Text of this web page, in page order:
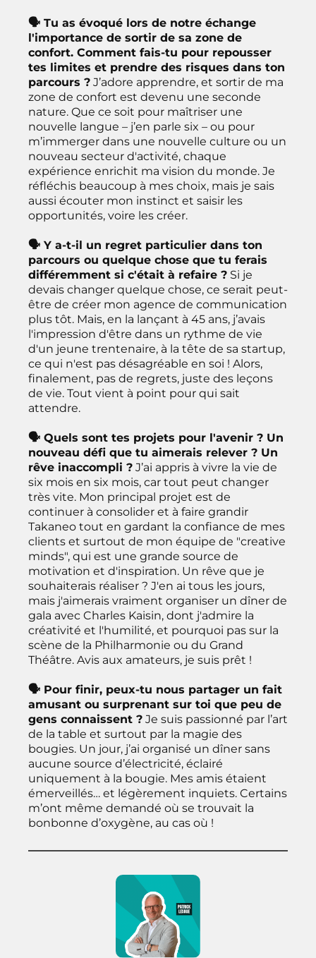
🗣 Tu as évoqué lors de notre échange
l'importance de sortir de sa zone de
confort. Comment fais-tu pour repousser
tes limites et prendre des risques dans ton
parcours ? J’adore apprendre, et sortir de ma
zone de confort est devenu une seconde
nature. Que ce soit pour maîtriser une
nouvelle langue – j’en parle six – ou pour
m’immerger dans une nouvelle culture ou un
nouveau secteur d'activité, chaque
expérience enrichit ma vision du monde. Je
réfléchis beaucoup à mes choix, mais je sais
aussi écouter mon instinct et saisir les
opportunités, voire les créer.
🗣 Y a-t-il un regret particulier dans ton
parcours ou quelque chose que tu ferais
différemment si c'était à refaire ? Si je
devais changer quelque chose, ce serait peut-
être de créer mon agence de communication
plus tôt. Mais, en la lançant à 45 ans, j’avais
l'impression d'être dans un rythme de vie
d'un jeune trentenaire, à la tête de sa startup,
ce qui n'est pas désagréable en soi ! Alors,
finalement, pas de regrets, juste des leçons
de vie. Tout vient à point pour qui sait
attendre.
🗣 Quels sont tes projets pour l'avenir ? Un
nouveau défi que tu aimerais relever ? Un
rêve inaccompli ? J’ai appris à vivre la vie de
six mois en six mois, car tout peut changer
très vite. Mon principal projet est de
continuer à consolider et à faire grandir
Takaneo tout en gardant la confiance de mes
clients et surtout de mon équipe de "creative
minds", qui est une grande source de
motivation et d'inspiration. Un rêve que je
souhaiterais réaliser ? J'en ai tous les jours,
mais j'aimerais vraiment organiser un dîner de
gala avec Charles Kaisin, dont j'admire la
créativité et l'humilité, et pourquoi pas sur la
scène de la Philharmonie ou du Grand
Théâtre. Avis aux amateurs, je suis prêt !
🗣 Pour finir, peux-tu nous partager un fait
amusant ou surprenant sur toi que peu de
gens connaissent ? Je suis passionné par l’art
de la table et surtout par la magie des
bougies. Un jour, j’ai organisé un dîner sans
aucune source d’électricité, éclairé
uniquement à la bougie. Mes amis étaient
émerveillés… et légèrement inquiets. Certains
m’ont même demandé où se trouvait la
bonbonne d’oxygène, au cas où !